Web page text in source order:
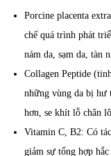
Porcine placenta
chế quá trình phát
nám da, sạm da, tàn
Collagen Peptide
những vùng da bị hư
hơn, se khít lỗ chân
Vitamin C, B2: Có
giảm sự tổng hợp